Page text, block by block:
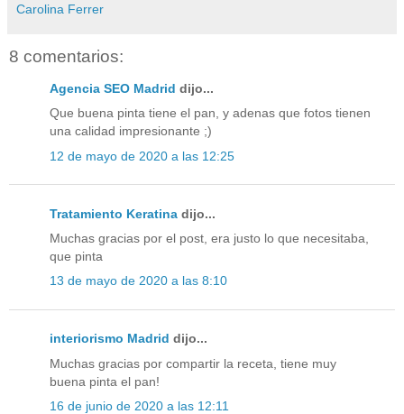
Carolina Ferrer
8 comentarios:
Agencia SEO Madrid dijo...
Que buena pinta tiene el pan, y adenas que fotos tienen
una calidad impresionante ;)
12 de mayo de 2020 a las 12:25
Tratamiento Keratina dijo...
Muchas gracias por el post, era justo lo que necesitaba,
que pinta
13 de mayo de 2020 a las 8:10
interiorismo Madrid dijo...
Muchas gracias por compartir la receta, tiene muy
buena pinta el pan!
16 de junio de 2020 a las 12:11